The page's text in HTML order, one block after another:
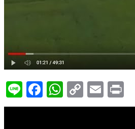
LineFacebook
WhatsApp
Copy
Link
Email